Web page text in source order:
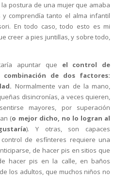
postura de una mujer que amaba
comprendía tanto el alma infantil
En todo caso, todo esto es mi
creer a pies juntillas, y sobre todo,
apuntar que el control de
de dos factores:
Normalmente van de la mano,
disincronías, a veces quieren,
mayores, por superación
(o mejor dicho, no lo logran al
). Y otras, son capaces
de esfínteres requiere una
de hacer pis en sitios que
hacer pis en la calle, en baños
los adultos, que muchos niños no